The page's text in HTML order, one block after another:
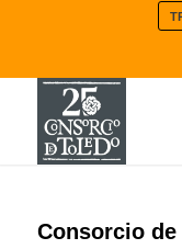
Consorcio de